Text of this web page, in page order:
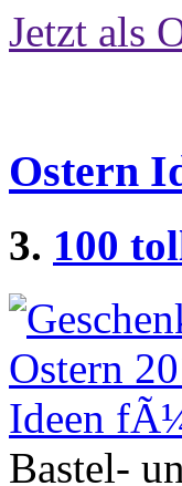
Jetzt als
Ostern
3. 100
Bastel-